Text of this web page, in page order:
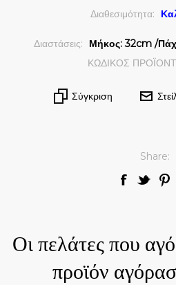
Διαθεσιμότητα:
Διαστάσεις:
Μήκος: 32cm /
ΚΩΔΙΚΟΣ
Σύγκριση
Share:
Οι πελάτες που
προϊόν